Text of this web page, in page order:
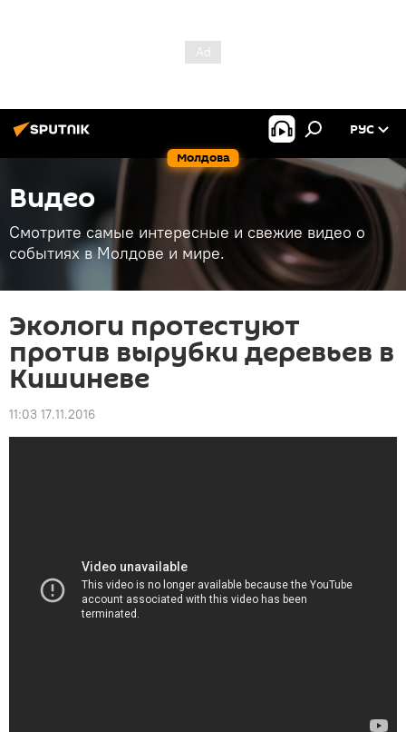
Молдова
РУС
Видео
Смотрите самые интересные и свежие видео о
событиях в Молдове и мире.
Экологи протестуют
против вырубки деревьев в
Кишиневе
11:03 17.11.2016